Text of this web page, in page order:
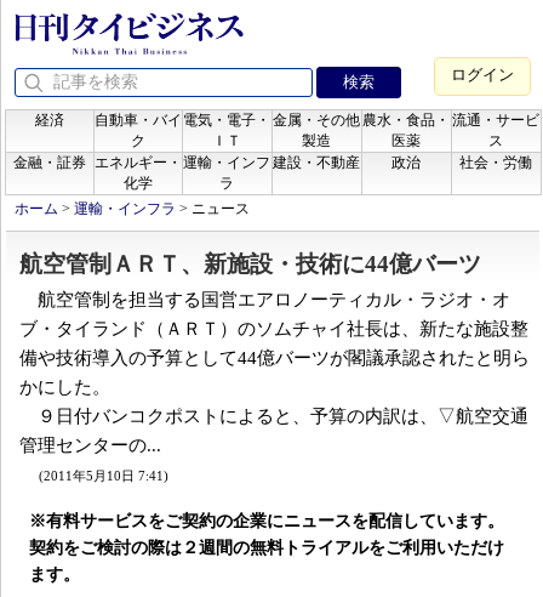
ログイン
経済
自動車・バイ
ク
電気・電子・
ＩＴ
金属・その他
製造
農水・食品・
医薬
流通・サービ
ス
金融・証券
エネルギー・
化学
運輸・インフ
ラ
建設・不動産 政治 社会・労働
ホーム > 運輸・インフラ > ニュース
航空管制ＡＲＴ、新施設・技術に44億バーツ
航空管制を担当する国営エアロノーティカル・ラジオ・オ
ブ・タイランド（ＡＲＴ）のソムチャイ社長は、新たな施設整
備や技術導入の予算として44億バーツが閣議承認されたと明ら
かにした。
９日付バンコクポストによると、予算の内訳は、▽航空交通
管理センターの...
(2011年5月10日 7:41)
※有料サービスをご契約の企業にニュースを配信しています。
契約をご検討の際は２週間の無料トライアルをご利用いただけ
ます。